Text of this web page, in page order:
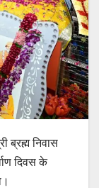
ब्रह्म निवास
दिवस के